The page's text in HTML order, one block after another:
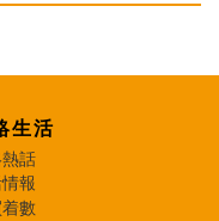
生活
話
報
數